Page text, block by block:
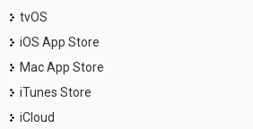
tvOS
iOS App Store
Mac App Store
iTunes Store
iCloud